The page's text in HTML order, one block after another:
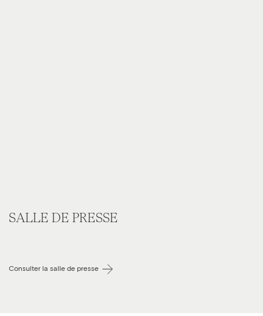
SALLE DE PRESSE
Consulter la salle de presse